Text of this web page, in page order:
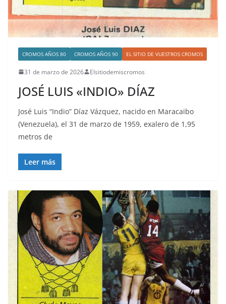
CROMOS AÑOS 80 CROMOS AÑOS 90 EL SITIO DE VUESTROS CROMOS
31 de marzo de 2026 Elsitiodemiscromos
JOSÉ LUIS «INDIO» DÍAZ
José Luis “Indio” Díaz Vázquez, nacido en Maracaibo
(Venezuela), el 31 de marzo de 1959, exalero de 1,95
metros de
Leer más